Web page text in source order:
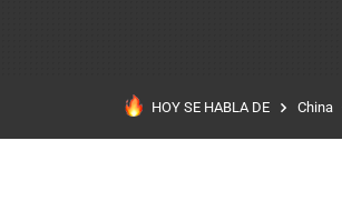
HOY SE HABLA DE China